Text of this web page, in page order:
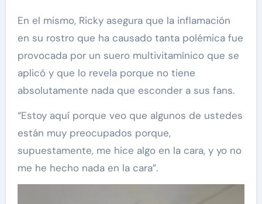
En el mismo, Ricky asegura que la inflamación
en su rostro que ha causado tanta polémica fue
provocada por un suero multivitamínico que se
aplicó y que lo revela porque no tiene
absolutamente nada que esconder a sus fans.
“Estoy aquí porque veo que algunos de ustedes
están muy preocupados porque,
supuestamente, me hice algo en la cara, y yo no
me he hecho nada en la cara”.